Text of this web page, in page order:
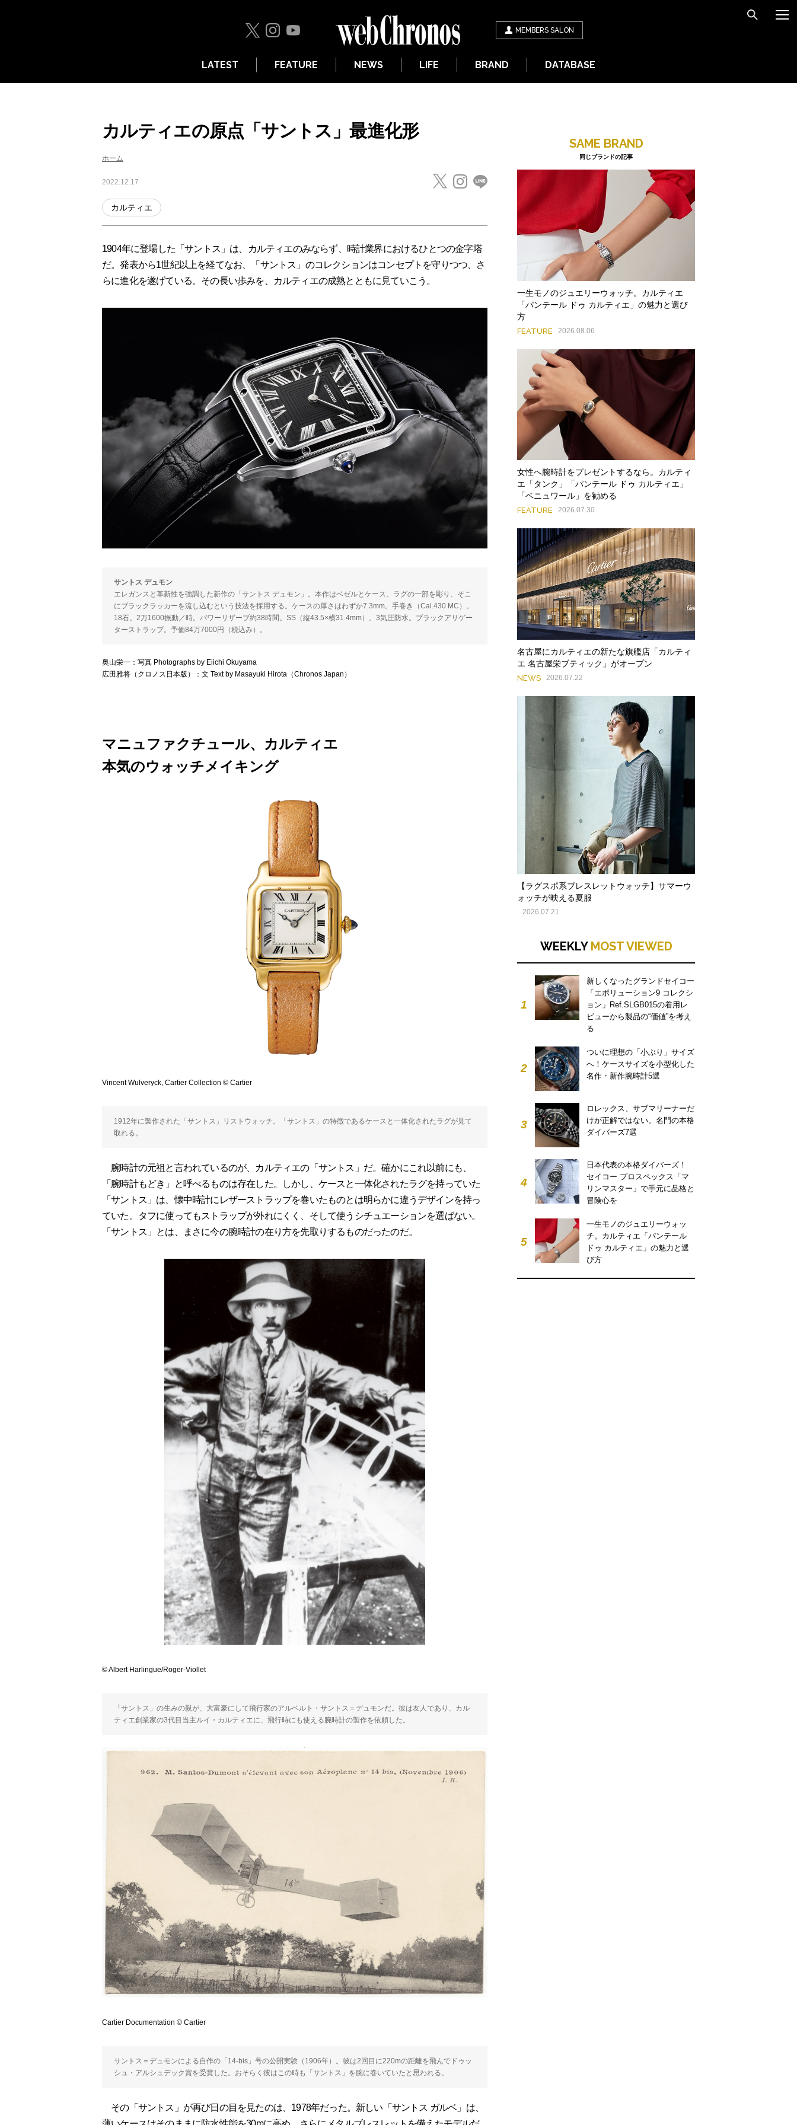
MEMBERS SALON
LATEST FEATURE NEWS LIFE BRAND DATABASE
カルティエの原点「サントス」最進化形
ホーム
2022.12.17
カルティエ
1904年に登場した「サントス」は、カルティエのみならず、時計業界におけるひとつの金字塔
だ。発表から1世紀以上を経てなお、「サントス」のコレクションはコンセプトを守りつつ、さ
らに進化を遂げている。その長い歩みを、カルティエの成熟とともに見ていこう。
サントス デュモン
エレガンスと革新性を強調した新作の「サントス デュモン」。本作はベゼルとケース、ラグの一部を彫り、そこ
にブラックラッカーを流し込むという技法を採用する。ケースの厚さはわずか7.3mm。手巻き（Cal.430 MC）。
18石。2万1600振動／時。パワーリザーブ約38時間。SS（縦43.5×横31.4mm）。3気圧防水。ブラックアリゲー
ターストラップ。予価84万7000円（税込み）。
奥山栄一：写真 Photographs by Eiichi Okuyama
広田雅将（クロノス日本版）：文 Text by Masayuki Hirota（Chronos Japan）
マニュファクチュール、カルティエ
本気のウォッチメイキング
Vincent Wulveryck, Cartier Collection © Cartier
1912年に製作された「サントス」リストウォッチ。「サントス」の特徴であるケースと一体化されたラグが見て
取れる。
腕時計の元祖と言われているのが、カルティエの「サントス」だ。確かにこれ以前にも、
「腕時計もどき」と呼べるものは存在した。しかし、ケースと一体化されたラグを持っていた
「サントス」は、懐中時計にレザーストラップを巻いたものとは明らかに違うデザインを持っ
ていた。タフに使ってもストラップが外れにくく、そして使うシチュエーションを選ばない。
「サントス」とは、まさに今の腕時計の在り方を先取りするものだったのだ。
© Albert Harlingue/Roger-Viollet
「サントス」の生みの親が、大富豪にして飛行家のアルベルト・サントス＝デュモンだ。彼は友人であり、カル
ティエ創業家の3代目当主ルイ・カルティエに、飛行時にも使える腕時計の製作を依頼した。
Cartier Documentation © Cartier
サントス＝デュモンによる自作の「14-bis」号の公開実験（1906年）。彼は2回目に220mの距離を飛んでドゥッ
シュ・アルシュデック賞を受賞した。おそらく彼はこの時も「サントス」を腕に巻いていたと思われる。
その「サントス」が再び日の目を見たのは、1978年だった。新しい「サントス ガルベ」は、
SAME BRAND
同じブランドの記事
一生モノのジュエリーウォッチ。カルティエ
「パンテール ドゥ カルティエ」の魅力と選び
方
FEATURE 2026.08.06
女性へ腕時計をプレゼントするなら。カルティ
エ「タンク」「パンテール ドゥ カルティエ」
「ベニュワール」を勧める
FEATURE 2026.07.30
名古屋にカルティエの新たな旗艦店「カルティ
エ 名古屋栄ブティック」がオープン
NEWS 2026.07.22
【ラグスポ系ブレスレットウォッチ】サマーウ
ォッチが映える夏服
2026.07.21
WEEKLY MOST VIEWED
1
新しくなったグランドセイコー
「エボリューション9 コレクシ
ョン」Ref.SLGB015の着用レ
ビューから製品の“価値”を考え
る
2
ついに理想の「小ぶり」サイズ
へ！ケースサイズを小型化した
名作・新作腕時計5選
3
ロレックス、サブマリーナーだ
けが正解ではない。名門の本格
ダイバーズ7選
4
日本代表の本格ダイバーズ！
セイコー プロスペックス「マ
リンマスター」で手元に品格と
冒険心を
5
一生モノのジュエリーウォッ
チ。カルティエ「パンテール
ドゥ カルティエ」の魅力と選
び方